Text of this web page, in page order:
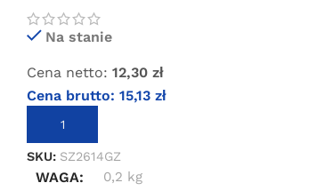
Na stanie
Cena netto: 12,30 zł
Cena brutto: 15,13 zł
DODAJ DO KOSZYKA
SKU: SZ2614GZ
WAGA 0,2 kg